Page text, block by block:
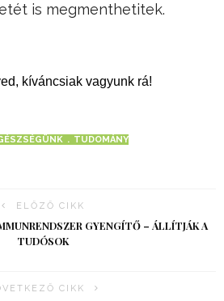
is megmenthetitek.
kíváncsiak vagyunk rá!
TUDOMÁNY
ELŐZŐ CIKK
GYENGÍTŐ – ÁLLÍTJÁK A
TUDÓSOK
CIKK